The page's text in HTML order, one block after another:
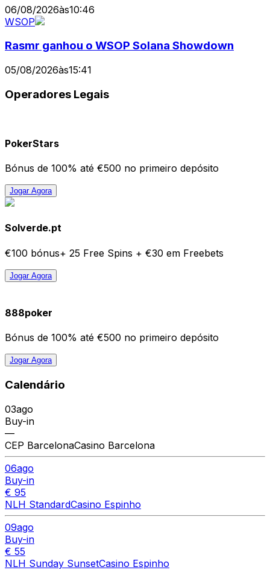
06/08/2026às10:46
WSOP
Rasmr ganhou o WSOP Solana Showdown
05/08/2026às15:41
Operadores Legais
PokerStars
Bónus de 100% até €500 no primeiro depósito
Jogar Agora
Solverde.pt
€100 bónus+ 25 Free Spins + €30 em Freebets
Jogar Agora
888poker
Bónus de 100% até €500 no primeiro depósito
Jogar Agora
Calendário
03ago
Buy-in
—
CEP BarcelonaCasino Barcelona
06ago
Buy-in
€ 95
NLH StandardCasino Espinho
09ago
Buy-in
€ 55
NLH Sunday SunsetCasino Espinho